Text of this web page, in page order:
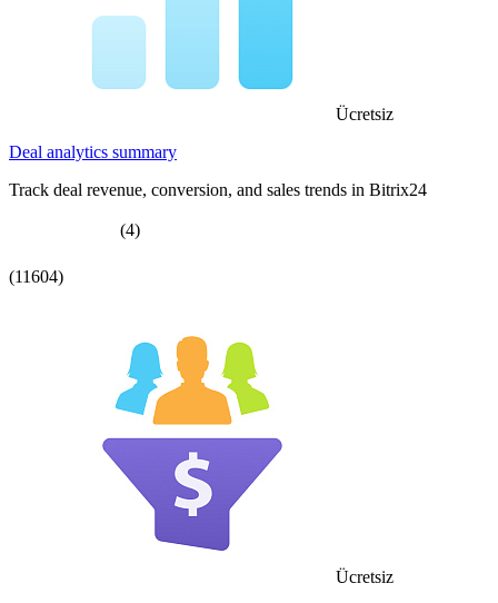
Ücretsiz
Deal analytics summary
Track deal revenue, conversion, and sales trends in Bitrix24
(4)
(11604)
Ücretsiz